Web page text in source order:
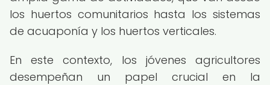
los huertos comunitarios hasta los sistemas
de acuaponía y los huertos verticales.
En este contexto, los jóvenes agricultores
desempeñan un papel crucial en la